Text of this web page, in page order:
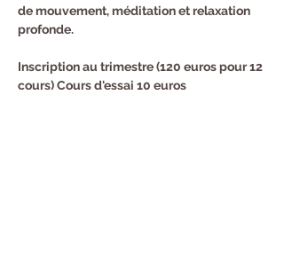
de mouvement, méditation et relaxation
profonde.
Inscription au trimestre (120 euros pour 12
cours) Cours d'essai 10 euros